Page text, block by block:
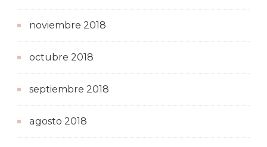
noviembre 2018
octubre 2018
septiembre 2018
agosto 2018